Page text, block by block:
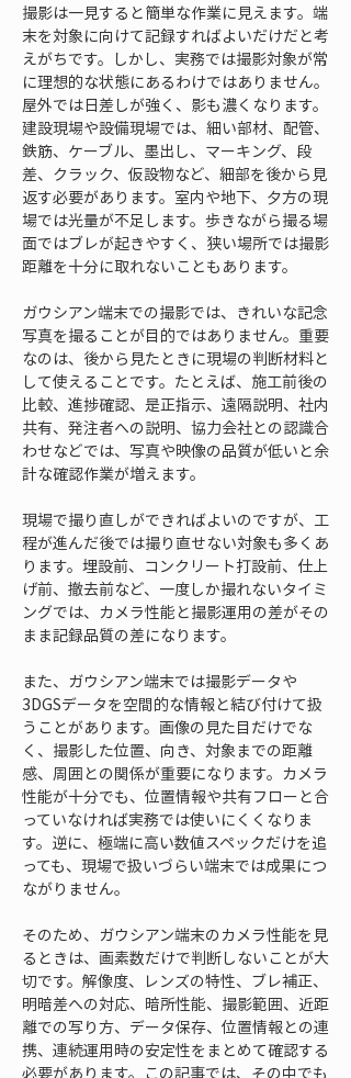
撮影は一見すると簡単な作業に見えます。端
末を対象に向けて記録すればよいだけだと考
えがちです。しかし、実務では撮影対象が常
に理想的な状態にあるわけではありません。
屋外では日差しが強く、影も濃くなります。
建設現場や設備現場では、細い部材、配管、
鉄筋、ケーブル、墨出し、マーキング、段
差、クラック、仮設物など、細部を後から見
返す必要があります。室内や地下、夕方の現
場では光量が不足します。歩きながら撮る場
面ではブレが起きやすく、狭い場所では撮影
距離を十分に取れないこともあります。
ガウシアン端末での撮影では、きれいな記念
写真を撮ることが目的ではありません。重要
なのは、後から見たときに現場の判断材料と
して使えることです。たとえば、施工前後の
比較、進捗確認、是正指示、遠隔説明、社内
共有、発注者への説明、協力会社との認識合
わせなどでは、写真や映像の品質が低いと余
計な確認作業が増えます。
現場で撮り直しができればよいのですが、工
程が進んだ後では撮り直せない対象も多くあ
ります。埋設前、コンクリート打設前、仕上
げ前、撤去前など、一度しか撮れないタイミ
ングでは、カメラ性能と撮影運用の差がその
まま記録品質の差になります。
また、ガウシアン端末では撮影データや
3DGSデータを空間的な情報と結び付けて扱
うことがあります。画像の見た目だけでな
く、撮影した位置、向き、対象までの距離
感、周囲との関係が重要になります。カメラ
性能が十分でも、位置情報や共有フローと合
っていなければ実務では使いにくくなりま
す。逆に、極端に高い数値スペックだけを追
っても、現場で扱いづらい端末では成果につ
ながりません。
そのため、ガウシアン端末のカメラ性能を見
るときは、画素数だけで判断しないことが大
切です。解像度、レンズの特性、ブレ補正、
明暗差への対応、暗所性能、撮影範囲、近距
離での写り方、データ保存、位置情報との連
携、連続運用時の安定性をまとめて確認する
必要があります。この記事では、その中でも